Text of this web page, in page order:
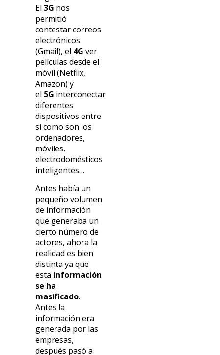
El3G nos
permitió
contestar correos
electrónicos
(Gmail), el 4G ver
películas desde el
móvil (Netflix,
Amazon) y
el 5G interconectar
diferentes
dispositivos entre
sí como son los
ordenadores,
móviles,
electrodomésticos
inteligentes…
Antes había un
pequeño volumen
de información
que generaba un
cierto número de
actores, ahora la
realidad es bien
distinta ya que
esta información
se ha
masificado.
Antes la
información era
generada por las
empresas,
después pasó a